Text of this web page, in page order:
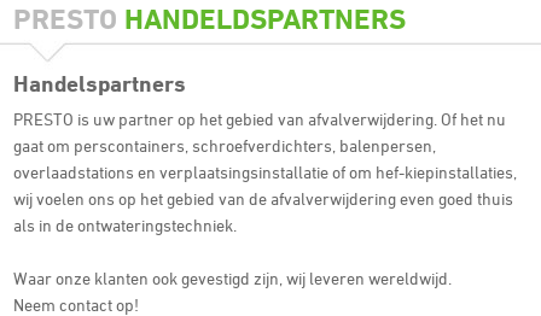
PRESTO HANDELDSPARTNERS
Handelspartners
PRESTO is uw partner op het gebied van afvalverwijdering. Of het nu
gaat om perscontainers, schroefverdichters, balenpersen,
overlaadstations en verplaatsingsinstallatie of om hef-kiepinstallaties,
wij voelen ons op het gebied van de afvalverwijdering even goed thuis
als in de ontwateringstechniek.
Waar onze klanten ook gevestigd zijn, wij leveren wereldwijd.
Neem contact op!